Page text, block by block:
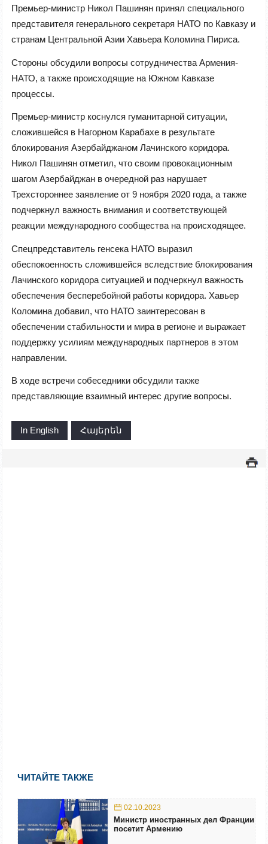
Премьер-министр Никол Пашинян принял специального
представителя генерального секретаря НАТО по Кавказу и
странам Центральной Азии Хавьера Коломина Пириса.
Стороны обсудили вопросы сотрудничества Армения-
НАТО, а также происходящие на Южном Кавказе
процессы.
Премьер-министр коснулся гуманитарной ситуации,
сложившейся в Нагорном Карабахе в результате
блокирования Азербайджаном Лачинского коридора.
Никол Пашинян отметил, что своим провокационным
шагом Азербайджан в очередной раз нарушает
Трехстороннее заявление от 9 ноября 2020 года, а также
подчеркнул важность внимания и соответствующей
реакции международного сообщества на происходящее.
Спецпредставитель генсека НАТО выразил
обеспокоенность сложившейся вследствие блокирования
Лачинского коридора ситуацией и подчеркнул важность
обеспечения бесперебойной работы коридора. Хавьер
Коломина добавил, что НАТО заинтересован в
обеспечении стабильности и мира в регионе и выражает
поддержку усилиям международных партнеров в этом
направлении.
В ходе встречи собеседники обсудили также
представляющие взаимный интерес другие вопросы.
In English Հայերեն
ЧИТАЙТЕ ТАКЖЕ
02.10.2023
Министр иностранных дел Франции
посетит Армению